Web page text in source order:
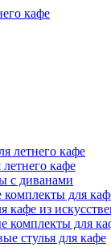
кафе
летнего кафе
кафе
с диванами
для
кафе из
комплекты для
стулья для кафе